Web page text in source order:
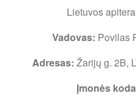
Lietuvos
Vadovas: Povilas
Adresas: Žarijų g. 2B,
Įmonės